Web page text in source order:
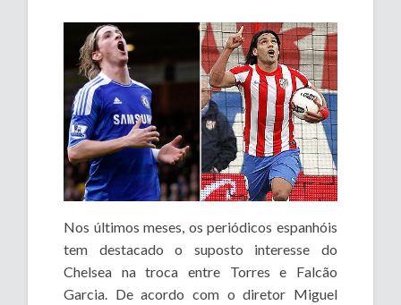
Nos últimos meses, os periódicos espanhóis
tem destacado o suposto interesse do
Chelsea na troca entre Torres e Falcão
Garcia. De acordo com o diretor Miguel